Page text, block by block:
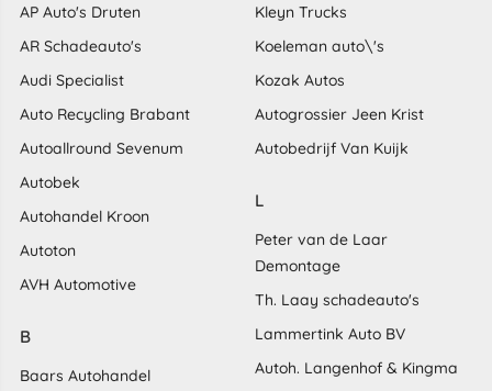
AP Auto's Druten
AR Schadeauto's
Audi Specialist
Auto Recycling Brabant
Autoallround Sevenum
Autobek
Autohandel Kroon
Autoton
AVH Automotive
B
Baars Autohandel
Kleyn Trucks
Koeleman auto\'s
Kozak Autos
Autogrossier Jeen Krist
Autobedrijf Van Kuijk
L
Peter van de Laar
Demontage
Th. Laay schadeauto's
Lammertink Auto BV
Autoh. Langenhof & Kingma